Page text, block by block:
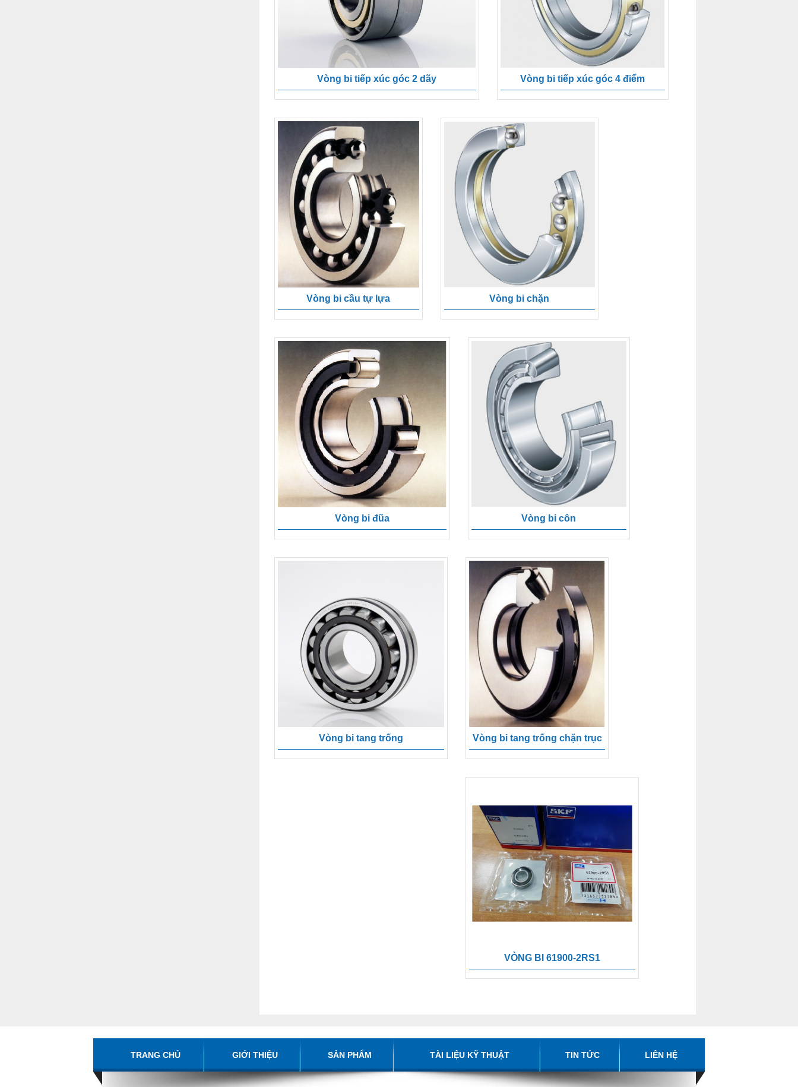
Vòng bi tiếp xúc góc 2 dãy Vòng bi tiếp xúc góc 4 điểm
Vòng bi cầu tự lựa Vòng bi chặn
Vòng bi đũa Vòng bi côn
Vòng bi tang trống Vòng bi tang trống chặn trục
VÒNG BI 61900-2RS1
TRANG CHỦ GIỚI THIỆU SẢN PHẨM TÀI LIỆU KỸ THUẬT TIN TỨC LIÊN HỆ